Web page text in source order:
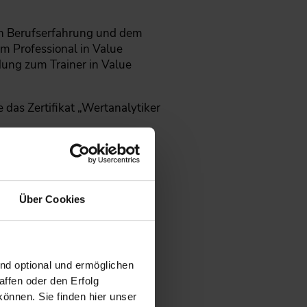
Über Cookies
optional und ermöglichen
oder den Erfolg
Sie finden hier unser
Berufserfahrung und dem
Professional in Value
zum Trainer in Value
das Zertifikat „Wertanalytiker